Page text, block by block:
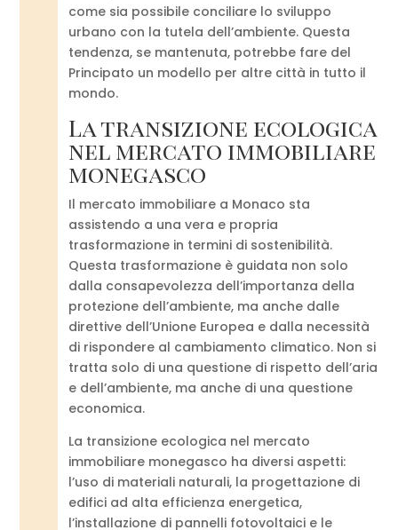
come sia possibile conciliare lo sviluppo
urbano con la tutela dell’ambiente. Questa
tendenza, se mantenuta, potrebbe fare del
Principato un modello per altre città in tutto il
mondo.
La transizione ecologica
nel mercato immobiliare
monegasco
Il mercato immobiliare a Monaco sta
assistendo a una vera e propria
trasformazione in termini di sostenibilità.
Questa trasformazione è guidata non solo
dalla consapevolezza dell’importanza della
protezione dell’ambiente, ma anche dalle
direttive dell’Unione Europea e dalla necessità
di rispondere al cambiamento climatico. Non si
tratta solo di una questione di rispetto dell’aria
e dell’ambiente, ma anche di una questione
economica.
La transizione ecologica nel mercato
immobiliare monegasco ha diversi aspetti:
l’uso di materiali naturali, la progettazione di
edifici ad alta efficienza energetica,
l’installazione di pannelli fotovoltaici e le